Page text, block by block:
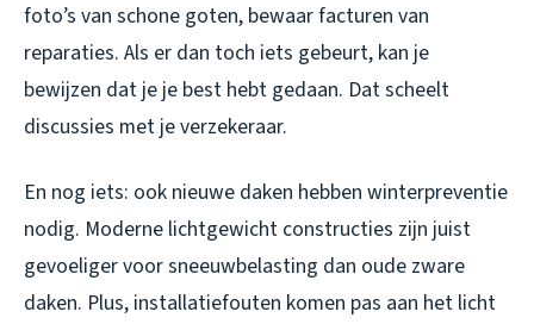
foto’s van schone goten, bewaar facturen van
reparaties. Als er dan toch iets gebeurt, kan je
bewijzen dat je je best hebt gedaan. Dat scheelt
discussies met je verzekeraar.
En nog iets: ook nieuwe daken hebben winterpreventie
nodig. Moderne lichtgewicht constructies zijn juist
gevoeliger voor sneeuwbelasting dan oude zware
daken. Plus, installatiefouten komen pas aan het licht